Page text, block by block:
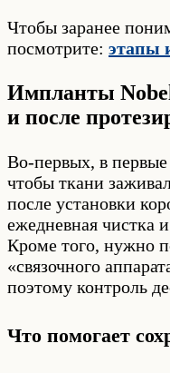
Чтобы заранее
посмотрите: этапы
Импланты
и после
Во-первых, в
чтобы ткани
после установки
ежедневная чистка
Кроме того, нужно
«связочного
поэтому контроль
Что помогает